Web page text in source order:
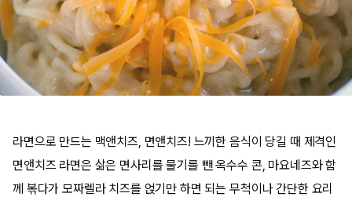
라면으로 만드는 맥앤치즈, 면앤치즈! 느끼한 음식이 당길 때 제격인
면앤치즈 라면은 삶은 면사리를 물기를 뺀 옥수수 콘, 마요네즈와 함
께 볶다가 모짜렐라 치즈를 얹기만 하면 되는 무척이나 간단한 요리